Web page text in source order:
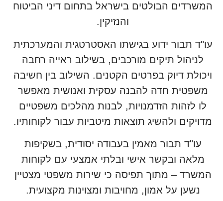
המשרדים הבולטים בישראל בתחום דיני הביטוח
והנזיקין.
עו"ד תבור ידוע בגישתו האסטרטגית והמערכתית
לניהול תיקים מורכבים, בשילוב ראייה רחבה
ויכולת דיוק בפרטים הקטנים. השילוב בין חשיבה
משפטית חדה להבנה עסקית ואנושית מאפשר
לו לזהות הזדמנויות, לבנות מהלכים משפטיים
מדויקים ולהשיג תוצאות מיטביות עבור לקוחותיו.
עו"ד תבור מאמין בעבודה יסודית, בשקיפות
מלאה ובקשר אישי ובלתי אמצעי עם לקוחות
המשרד – מתוך תפיסה כי שירות משפטי מצטיין
נשען על אמון, מחויבות ומצוינות מקצועית.